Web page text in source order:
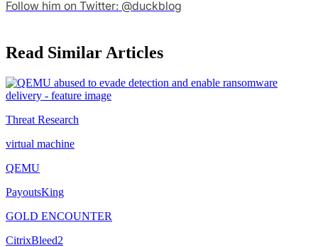
Follow him on Twitter: @duckblog
Read Similar Articles
Threat Research
virtual machine
QEMU
PayoutsKing
GOLD ENCOUNTER
CitrixBleed2